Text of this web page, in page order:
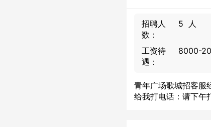
招聘人
数：
5 人
工资待
遇：
8000-
青年广场歌城招客
给我打电话：请下